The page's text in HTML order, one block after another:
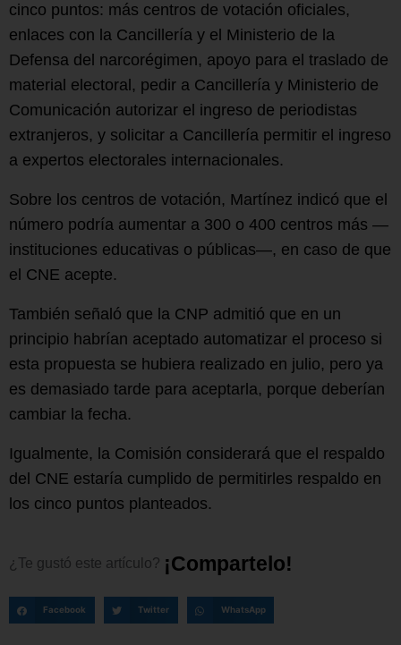
cinco puntos: más centros de votación oficiales,
enlaces con la Cancillería y el Ministerio de la
Defensa del narcorégimen, apoyo para el traslado de
material electoral, pedir a Cancillería y Ministerio de
Comunicación autorizar el ingreso de periodistas
extranjeros, y solicitar a Cancillería permitir el ingreso
a expertos electorales internacionales.
Sobre los centros de votación, Martínez indicó que el
número podría aumentar a 300 o 400 centros más —
instituciones educativas o públicas—, en caso de que
el CNE acepte.
También señaló que la CNP admitió que en un
principio habrían aceptado automatizar el proceso si
esta propuesta se hubiera realizado en julio, pero ya
es demasiado tarde para aceptarla, porque deberían
cambiar la fecha.
Igualmente, la Comisión considerará que el respaldo
del CNE estaría cumplido de permitirles respaldo en
los cinco puntos planteados.
¿Te gustó este artículo? ¡Comparte o!
Facebook Twitter WhatsApp